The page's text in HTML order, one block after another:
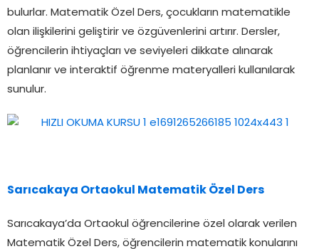
bulurlar. Matematik Özel Ders, çocukların matematikle
olan ilişkilerini geliştirir ve özgüvenlerini artırır. Dersler,
öğrencilerin ihtiyaçları ve seviyeleri dikkate alınarak
planlanır ve interaktif öğrenme materyalleri kullanılarak
sunulur.
Sarıcakaya Ortaokul Matematik Özel Ders
Sarıcakaya’da Ortaokul öğrencilerine özel olarak verilen
Matematik Özel Ders, öğrencilerin matematik konularını